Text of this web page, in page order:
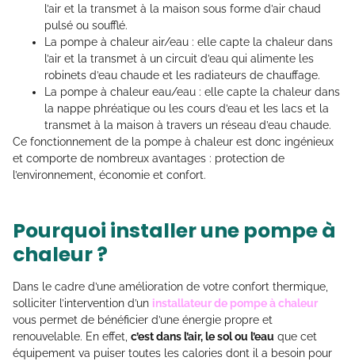
l’air et la transmet à la maison sous forme d’air chaud
pulsé ou soufflé.
La pompe à chaleur air/eau : elle capte la chaleur dans
l’air et la transmet à un circuit d’eau qui alimente les
robinets d’eau chaude et les radiateurs de chauffage.
La pompe à chaleur eau/eau : elle capte la chaleur dans
la nappe phréatique ou les cours d’eau et les lacs et la
transmet à la maison à travers un réseau d’eau chaude.
Ce fonctionnement de la pompe à chaleur est donc ingénieux
et comporte de nombreux avantages : protection de
l’environnement, économie et confort.
Pourquoi installer une pompe à
chaleur ?
Dans le cadre d’une amélioration de votre confort thermique,
solliciter l’intervention d’un installateur de pompe à chaleur
vous permet de bénéficier d’une énergie propre et
renouvelable. En effet, c’est dans l’air, le sol ou l’eau que cet
équipement va puiser toutes les calories dont il a besoin pour